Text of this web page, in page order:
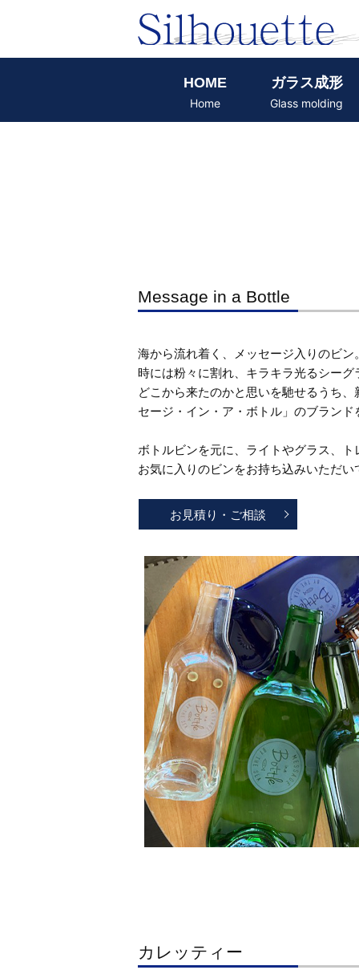
HOME
Home
ガラス成形
Glass molding
Message in a Bottle
海から流れ着く、メッセージ入りのビン
時には粉々に割れ、キラキラ光るシー
どこから来たのかと思いを馳せるうち
セージ・イン・ア・ボトル」のブラン
ボトルビンを元に、ライトやグラス、
お気に入りのビンをお持ち込みいただ
お見積り・ご相談
カレッティー